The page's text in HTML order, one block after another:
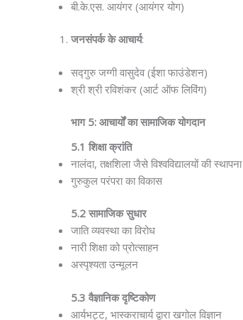
बी.के.एस. आयंगर (आयंगर योग)
जनसंपर्क के आचार्य:
सद्गुरु जग्गी वासुदेव (ईशा फाउंडेशन)
श्री श्री रविशंकर (आर्ट ऑफ लिविंग)
भाग 5: आचार्यों का सामाजिक योगदान
5.1 शिक्षा क्रांति
नालंदा, तक्षशिला जैसे विश्वविद्यालयों की स्थापना
गुरुकुल परंपरा का विकास
5.2 सामाजिक सुधार
जाति व्यवस्था का विरोध
नारी शिक्षा को प्रोत्साहन
अस्पृश्यता उन्मूलन
5.3 वैज्ञानिक दृष्टिकोण
आर्यभट्ट, भास्कराचार्य द्वारा खगोल विज्ञान